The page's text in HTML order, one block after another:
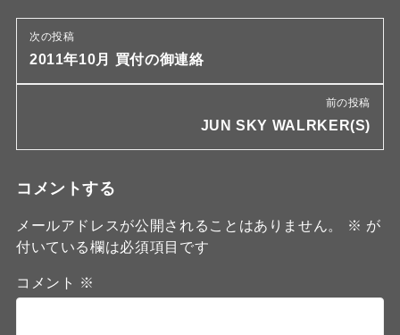
次の投稿
2011年10月 買付の御連絡
前の投稿
JUN SKY WALRKER(S)
コメントする
メールアドレスが公開されることはありません。 ※ が
付いている欄は必須項目です
コメント ※